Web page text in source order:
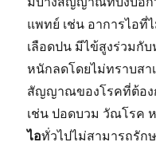
แพทย์ เช่น อาการไอที่
เลือดปน มีไข้สูงร่วมกั
หนักลดโดยไม่ทราบสา
สัญญาณของโรคที่ต้อง
เช่น ปอดบวม วัณโรค
ไอทั่วไปไม่สามารถรัก